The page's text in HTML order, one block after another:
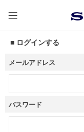
■ ログインする
メールアドレス
パスワード